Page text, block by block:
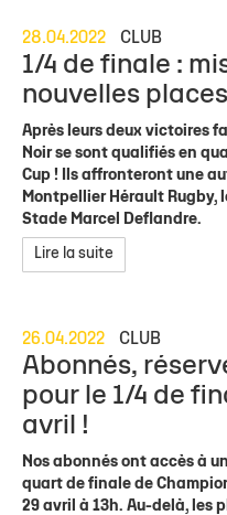
28.04.2022 CLUB
1/4 de finale :
nouvelles
Après leurs deux victoires
Noir se sont qualifiés en
Cup ! Ils affronteront une
Montpellier Hérault Rugby,
Stade Marcel Deflandre.
Lire la suite
26.04.2022 CLUB
Abonnés,
pour le 1/4 de
avril !
Nos abonnés ont accès à
quart de finale de
29 avril à 13h. Au-delà, les